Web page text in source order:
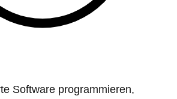
Software programmieren,